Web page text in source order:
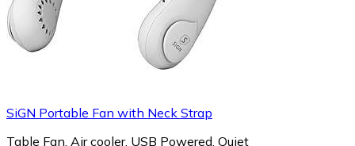
SiGN Portable Fan with Neck Strap
Table Fan, Air cooler, USB Powered, Quiet